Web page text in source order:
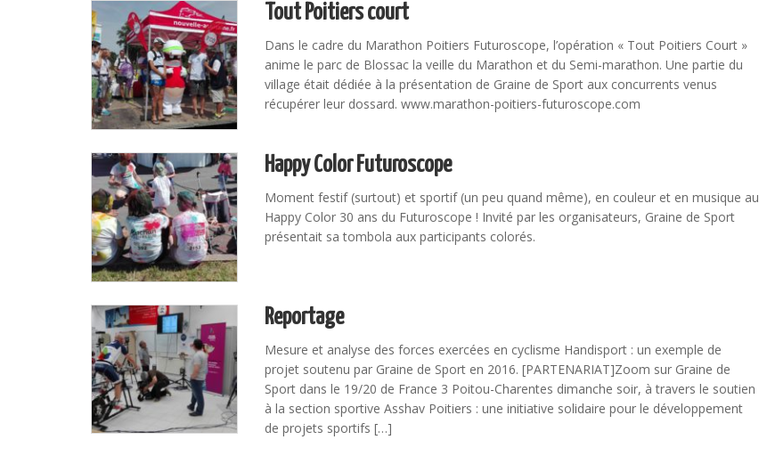
Tout Poitiers court
Dans le cadre du Marathon Poitiers Futuroscope, l’opération « Tout Poitiers Court »
anime le parc de Blossac la veille du Marathon et du Semi-marathon. Une partie du
village était dédiée à la présentation de Graine de Sport aux concurrents venus
récupérer leur dossard. www.marathon-poitiers-futuroscope.com
Happy Color Futuroscope
Moment festif (surtout) et sportif (un peu quand même), en couleur et en musique au
Happy Color 30 ans du Futuroscope ! Invité par les organisateurs, Graine de Sport
présentait sa tombola aux participants colorés.
Reportage
Mesure et analyse des forces exercées en cyclisme Handisport : un exemple de
projet soutenu par Graine de Sport en 2016. [PARTENARIAT]Zoom sur Graine de
Sport dans le 19/20 de France 3 Poitou-Charentes dimanche soir, à travers le soutien
à la section sportive Asshav Poitiers : une initiative solidaire pour le développement
de projets sportifs […]